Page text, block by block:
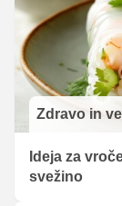
Zdravo in
Ideja za
svežino